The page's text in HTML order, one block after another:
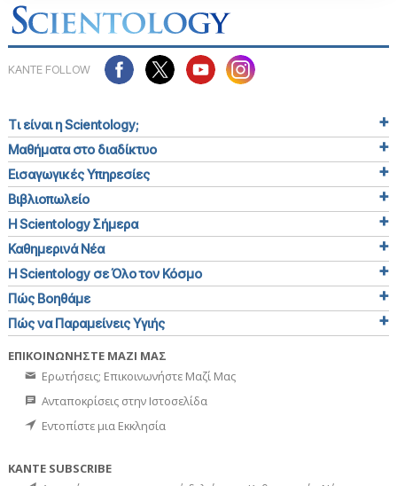
ΚΑΝΤΕ FOLLOW
Τι είναι η Scientology;
Μαθήματα στο διαδίκτυο
Εισαγωγικές Υπηρεσίες
Βιβλιοπωλείο
Η Scientology Σήμερα
Καθημερινά Νέα
Η Scientology σε Όλο τον Κόσμο
Πώς Βοηθάμε
Πώς να Παραμείνεις Υγιής
ΕΠΙΚΟΙΝΩΝΗΣΤΕ ΜΑΖΙ ΜΑΣ
Ερωτήσεις; Επικοινωνήστε Μαζί Μας
Ανταποκρίσεις στην Ιστοσελίδα
Εντοπίστε μια Εκκλησία
ΚΑΝΤΕ SUBSCRIBE